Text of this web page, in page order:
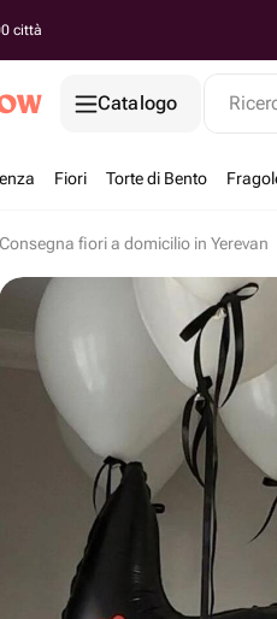
città
Catalogo
Fiori Torte di Bento
Consegna fiori a domicilio in Yerevan